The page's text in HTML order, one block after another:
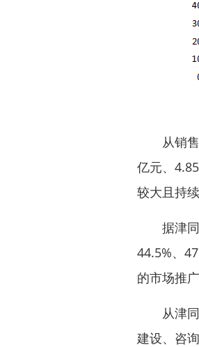
从销售
亿元、
较大且持续
据津同
44.5%、
的市场推
从津同
建设、咨